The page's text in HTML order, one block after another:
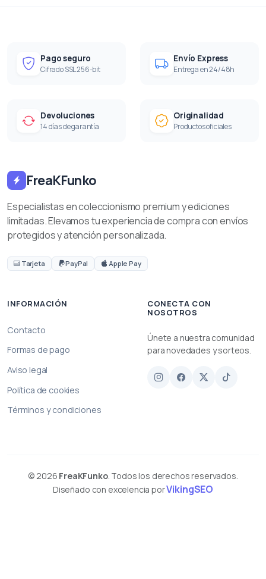
Pago seguro
Cifrado SSL 256-bit
Envío Express
Entrega en 24/48h
Devoluciones
14 días de garantía
Originalidad
Productos oficiales
FreaKFunko
Especialistas en coleccionismo premium y ediciones
limitadas. Elevamos tu experiencia de compra con envíos
protegidos y atención personalizada.
Tarjeta PayPal Apple Pay
INFORMACIÓN
Contacto
Formas de pago
Aviso legal
Política de cookies
Términos y condiciones
CONECTA CON
NOSOTROS
Únete a nuestra comunidad
para novedades y sorteos.
© 2026 FreaKFunko. Todos los derechos reservados.
Diseñado con excelencia porVikingSEO